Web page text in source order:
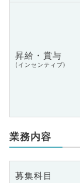
昇給・賞与
(インセンティブ)
業務内容
募集科目